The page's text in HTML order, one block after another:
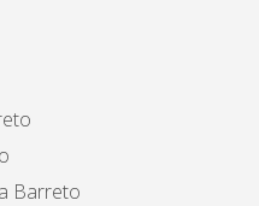
Barreto